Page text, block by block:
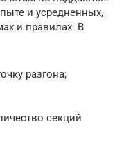
и усредненных,
и правилах. В
разгона;
секций